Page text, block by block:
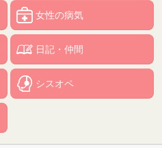
女性の病気
日記・仲間
シスオペ